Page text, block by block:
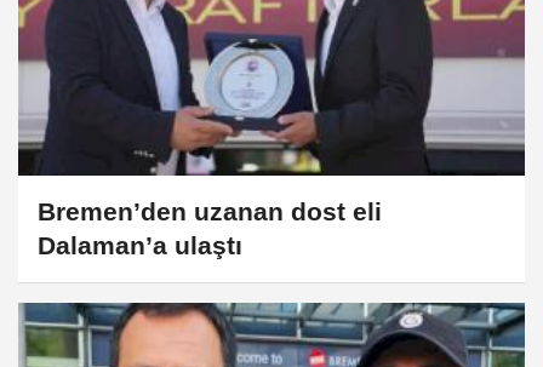
Bremen’den uzanan dost eli
Dalaman’a ulaştı